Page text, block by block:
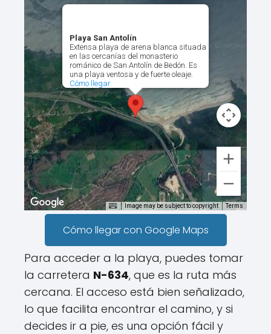
Playa San Antolín
Extensa playa de arena blanca situada
en las cercanías del monasterio
románico de San Antolín de Bedón. Es
una playa ventosa y de fuerte oleaje.
Cómo llegar
Image may be subject to copyright Terms
Cómo llegar con Google Maps
Para acceder a la playa, puedes tomar
la carretera N-634, que es la ruta más
cercana. El acceso está bien señalizado,
lo que facilita encontrar el camino, y si
decides ir a pie, es una opción fácil y